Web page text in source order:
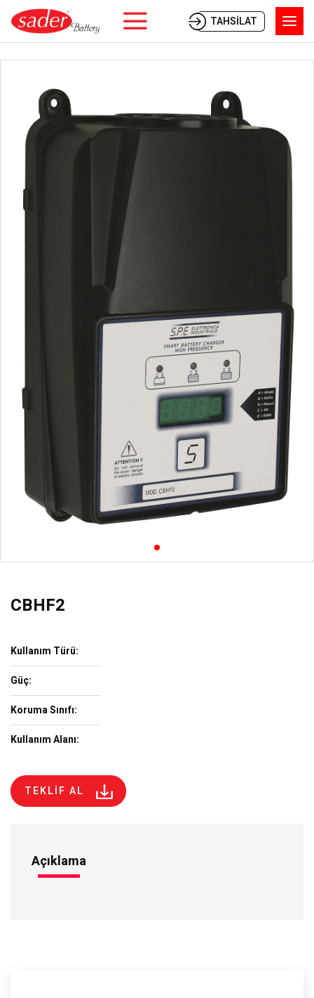
TAHSİLAT
CBHF2
Kullanım Türü:
Güç:
Koruma Sınıfı:
Kullanım Alanı:
TEKLİF AL
Açıklama